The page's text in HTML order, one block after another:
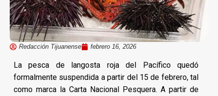
Redacción Tijuanense febrero 16, 2026
La pesca de langosta roja del Pacífico quedó
formalmente suspendida a partir del 15 de febrero, tal
como marca la Carta Nacional Pesquera. A partir de